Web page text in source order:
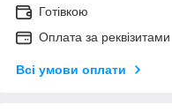
Готівкою
Оплата за реквізитами
Всі умови оплати